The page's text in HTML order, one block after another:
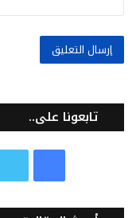
تابعونا على..